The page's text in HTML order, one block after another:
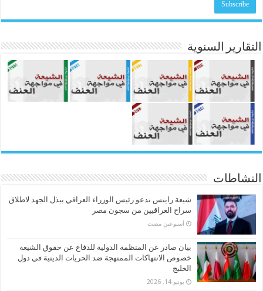
التقارير السنوية
النشاطات
شيعة رايتس تدعو رئيس الوزراء العراقي ببذل الجهد لاطلاق
سراح العراقيين من سجون مصر
‏أسبوعين مضت
بيان صادر عن المنظمة الدولية للدفاع عن حقوق الشيعة
خصوص الانتهاكات الممنهجة ضد الحريات الدينية في دول
الخليج
يونيو 14, 2026